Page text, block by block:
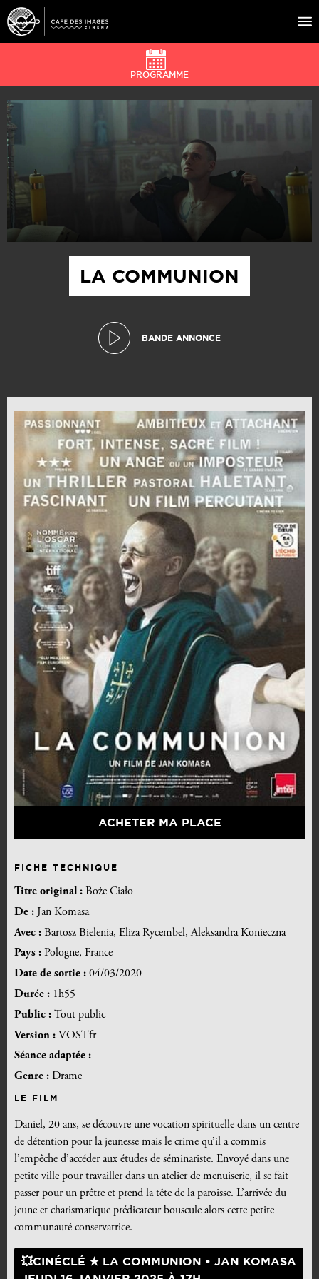
À L’AFFICHE
CAFÉ DU CINÉ
PRATIQUE
ÉDUCATION AUX IMAGES
LA COMMUNION
BANDE ANNONCE
ACHETER MA PLACE
FICHE TECHNIQUE
Titre original : Boże Ciało
De : Jan Komasa
Avec : Bartosz Bielenia, Eliza Rycembel, Aleksandra Konieczna
Pays : Pologne, France
Date de sortie : 04/03/2020
Durée : 1h55
Public : Tout public
Version : VOSTfr
Séance adaptée :
Genre : Drame
LE FILM
Daniel, 20 ans, se découvre une vocation spirituelle dans un centre
de détention pour la jeunesse mais le crime qu’il a commis
l’empêche d’accéder aux études de séminariste. Envoyé dans une
petite ville pour travailler dans un atelier de menuiserie, il se fait
passer pour un prêtre et prend la tête de la paroisse. L’arrivée du
jeune et charismatique prédicateur bouscule alors cette petite
communauté conservatrice.
💥CINÉCLÉ ★ LA COMMUNION • JAN KOMASA
PROGRAMME